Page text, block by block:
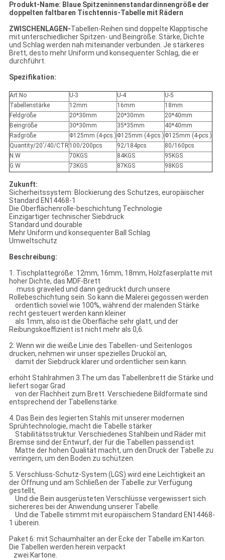
Produkt-Name: Blaue Spitzeninnenstandardinnengröße der
doppelten faltbaren Tischtennis-Tabelle mit Rädern
ZWISCHENLAGEN-Tabellen-Reihen sind doppelte Klapptische
mit unterschiedlicher Spitzen- und Beingröße. Stärke, Dichte
und Schlag werden nah miteinander verbunden. Je stärkeres
Brett, desto mehr Uniform und konsequenter Schlag, die er
durchführt.
Spezifikation:
Art.No U-3 U-4
U-5
Tabellenstärke
12mm 16mm
18mm
Feldgröße
20*30mm 20*30mm
20*40mm
Beingröße
30*30mm 35*35mm
40*40mm
Radgröße
Φ125mm (4-pcs.) Φ125mm (4-pcs.) Φ125mm (4-pcs.)
Quantity/20'/40/CTR 100/200pcs 92/184pcs
80/160pcs
N.W
70KGS 84KGS
95KGS
G.W
73KGS 87KGS 98KGS
Zukunft:
Sicherheitssystem: Blockierung des Schutzes, europäischer
Standard EN14468-1
Die Oberflächenrolle-beschichtung Technologie
Einzigartiger technischer Siebdruck
Standard und dourable
Mehr Uniform und konsequenter Ball Schlag
Umweltschutz
Beschreibung:
1. Tischplattegröße: 12mm, 16mm, 18mm, Holzfaserplatte mit
hoher Dichte, das MDF-Brett
muss graveled und dann gedruckt durch unsere
Rollebeschichtung sein. So kann die Malerei gegossen werden
ordentlich soviel wie 100%, während der malenden Stärke
recht gesteuert werden kann kleiner
als 1mm, also ist die Oberfläche sehr glatt, und der
Reibungskoeffizient ist nicht mehr als 0,6.
2. Wenn wir die weiße Linie des Tabellen- und Seitenlogos
drucken, nehmen wir unser spezielles Drucköl an,
damit der Siebdruck klarer und ordentlicher sein kann.
erhöht Stahlrahmen 3.The um das Tabellenbrett die Stärke und
liefert sogar Grad
von der Flachheit zum Brett. Verschiedene Bildformate sind
entsprechend der Tabellenstärke.
4. Das Bein des legierten Stahls mit unserer modernen
Sprühtechnologie, macht die Tabelle stärker
Stabilitätsstruktur. Verschiedenes Stahlbein und Räder mit
Bremse sind der Entwurf, der für die Tabellen passend ist.
Matte der hohen Qualität macht, um den Druck der Tabelle zu
verringern, um den Boden zu schützen.
5. Verschluss-Schutz-System (LGS) wird eine Leichtigkeit an
der Öffnung und am Schließen der Tabelle zur Verfügung
gestellt,
Und die Bein ausgerüsteten Verschlüsse vergewissert sich
sichereres bei der Anwendung unserer Tabelle.
Und die Tabelle stimmt mit europäischem Standard EN14468-
1 überein.
Paket 6: mit Schaumhalter an der Ecke der Tabelle im Karton.
Die Tabellen werden herein verpackt
zwei Kartone.